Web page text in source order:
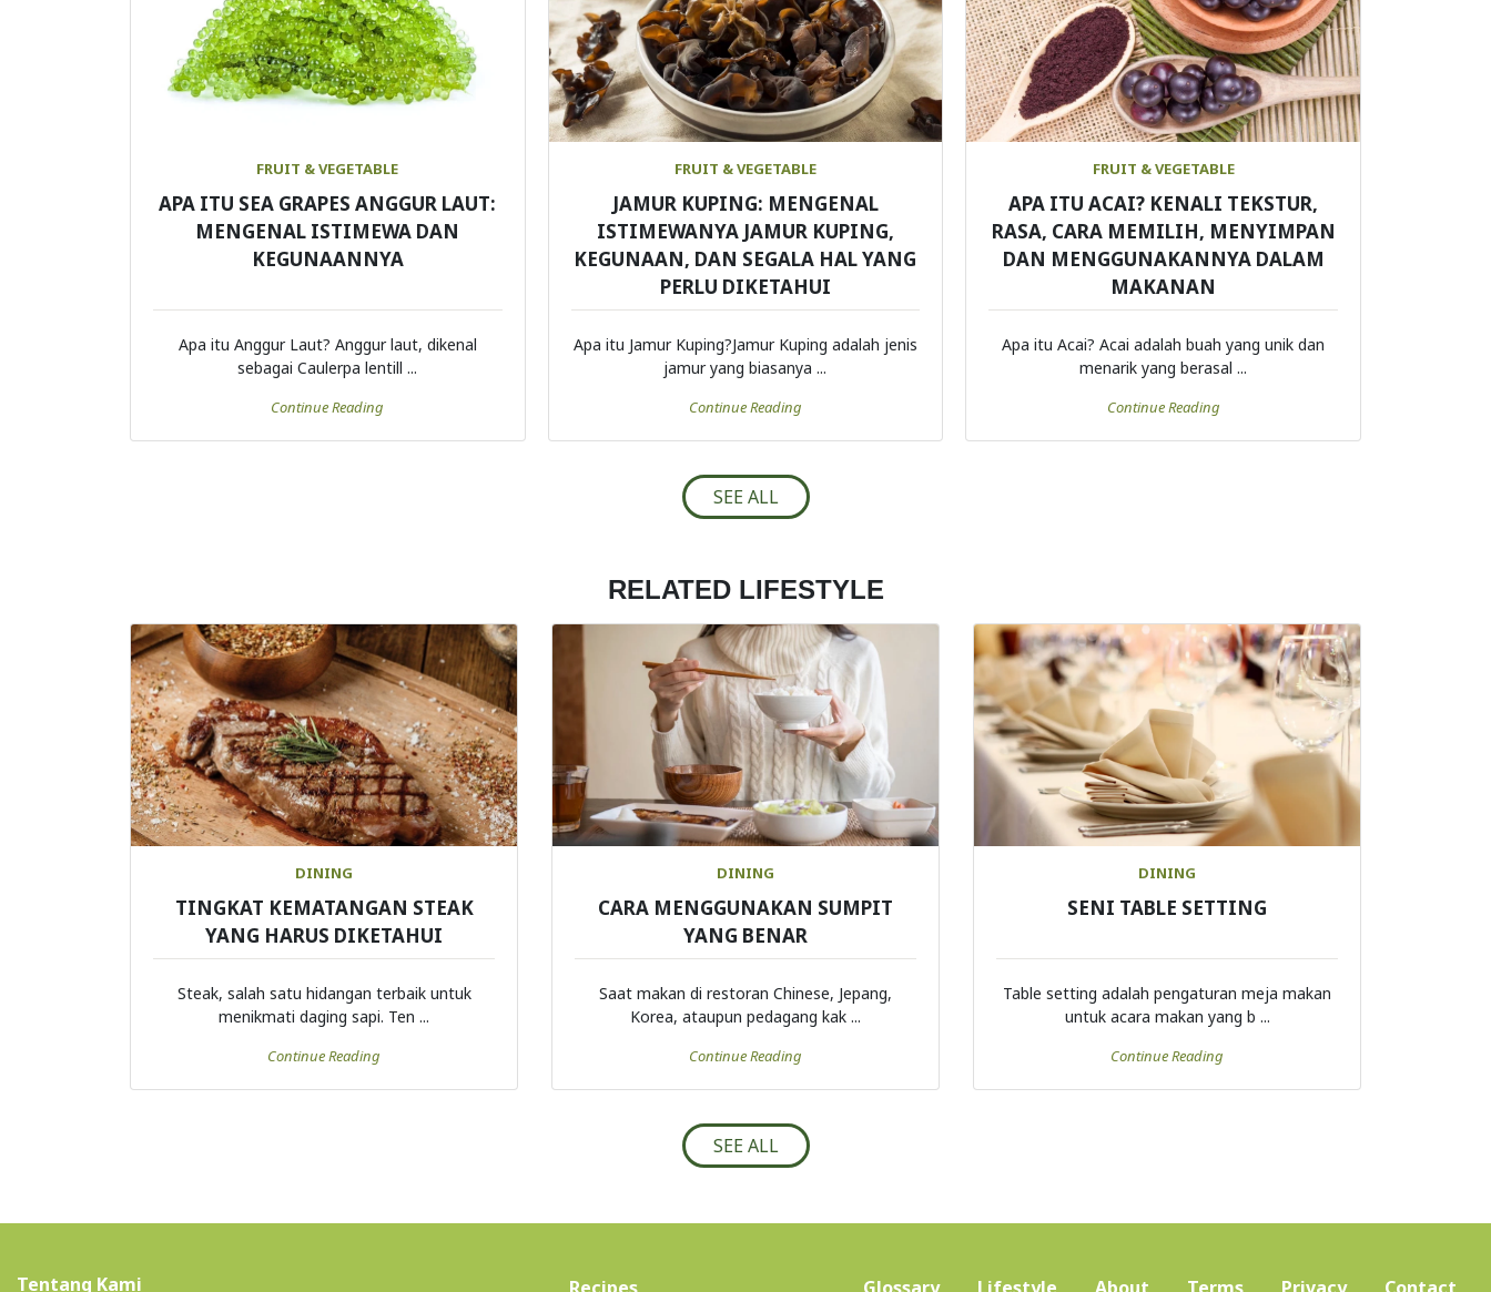
FRUIT & VEGETABLE
APA ITU SEA GRAPES ANGGUR LAUT:
MENGENAL ISTIMEWA DAN
KEGUNAANNYA
Apa itu Anggur Laut? Anggur laut, dikenal
sebagai Caulerpa lentill ...
Continue Reading
FRUIT & VEGETABLE
JAMUR KUPING: MENGENAL
ISTIMEWANYA JAMUR KUPING,
KEGUNAAN, DAN SEGALA HAL YANG
PERLU DIKETAHUI
Apa itu Jamur Kuping?Jamur Kuping adalah jenis
jamur yang biasanya ...
Continue Reading
FRUIT & VEGETABLE
APA ITU ACAI? KENALI TEKSTUR,
RASA, CARA MEMILIH, MENYIMPAN
DAN MENGGUNAKANNYA DALAM
MAKANAN
Apa itu Acai? Acai adalah buah yang unik dan
menarik yang berasal ...
Continue Reading
SEE ALL
RELATED LIFESTYLE
DINING
TINGKAT KEMATANGAN STEAK
YANG HARUS DIKETAHUI
Steak, salah satu hidangan terbaik untuk
menikmati daging sapi. Ten ...
Continue Reading
DINING
CARA MENGGUNAKAN SUMPIT
YANG BENAR
Saat makan di restoran Chinese, Jepang,
Korea, ataupun pedagang kak ...
Continue Reading
DINING
SENI TABLE SETTING
Table setting adalah pengaturan meja makan
untuk acara makan yang b ...
Continue Reading
SEE ALL
Tentang Kami (current)